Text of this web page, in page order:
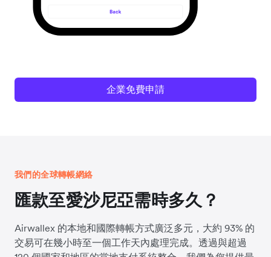
企業免費申請
我們的全球轉帳網絡
匯款至愛沙尼亞需時多久？
Airwallex 的本地和國際轉帳方式廣泛多元，大約 93% 的
交易可在幾小時至一個工作天內處理完成。透過與超過